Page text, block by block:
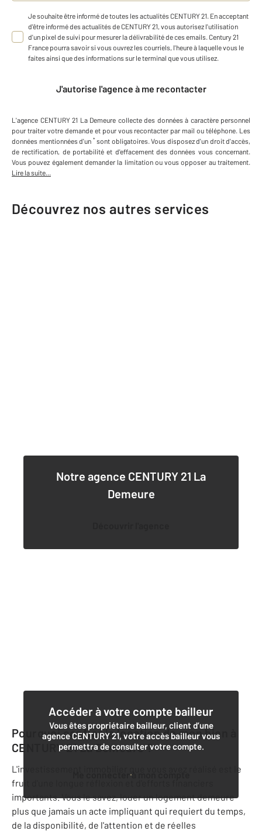
Je souhaite être informé de toutes les actualités CENTURY 21. En acceptant
d'être informé des actualités de CENTURY 21, vous autorisez l'utilisation
d'un pixel de suivi pour mesurer la délivrabilité de ces emails. Century 21
France pourra savoir si vous ouvrez les courriels, l'heure à laquelle vous le
faites ainsi que des informations sur le terminal que vous utilisez.
J'autorise l'agence à me recontacter
L'agence CENTURY 21 La Demeure collecte des données à caractère personnel
pour traiter votre demande et pour vous recontacter par mail ou téléphone. Les
données mentionnées d'un * sont obligatoires. Vous disposez d'un droit d'accès,
de rectification, de portabilité et d'effacement des données vous concernant.
Vous pouvez également demander la limitation ou vous opposer au traitement.
Lire la suite...
Découvrez nos autres services
Notre agence CENTURY 21 La
Demeure
Accéder à votre compte bailleur
Vous êtes propriétaire bailleur, client d’une
agence CENTURY 21, votre accès bailleur vous
permettra de consulter votre compte.
Me connecter à mon compte
Pourquoi confier la location de mon bien à
CENTURY 21 La Demeure?
L'investissement immobilier que vous avez réalisé est le
fruit d'une longue réflexion et d'efforts financiers
importants. Vous le savez, louer un logement demeure
plus que jamais un acte impliquant qui requiert du temps,
de la disponibilité, de l'attention et de réelles